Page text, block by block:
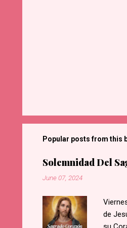
Popular posts from this
Solemnidad Del
June 07, 2024
de